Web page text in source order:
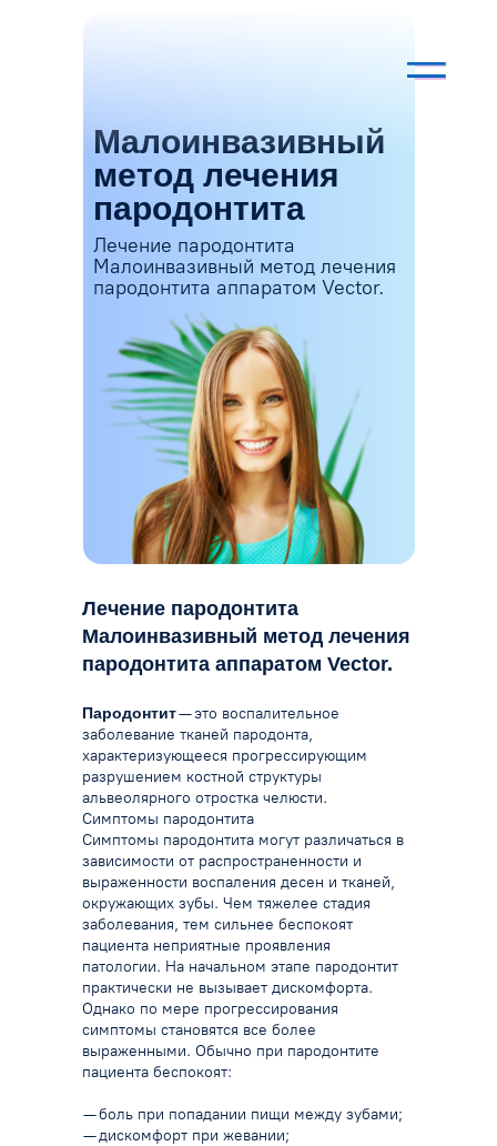
Лечение пародонтита
Малоинвазивный метод лечения
пародонтита аппаратом Vector.
Малоинвазивный
метод лечения
пародонтита
Пародонтит— это воспалительное
заболевание тканей пародонта,
характеризующееся прогрессирующим
разрушением костной структуры
альвеолярного отростка челюсти.
Симптомы пародонтита
Симптомы пародонтита могут различаться в
зависимости от распространенности и
выраженности воспаления десен и тканей,
окружающих зубы. Чем тяжелее стадия
заболевания, тем сильнее беспокоят
пациента неприятные проявления
патологии. На начальном этапе пародонтит
практически не вызывает дискомфорта.
Однако по мере прогрессирования
симптомы становятся все более
выраженными. Обычно при пародонтите
пациента беспокоят:
— боль при попадании пищи между зубами;
— дискомфорт при жевании;
Лечение пародонтита
Малоинвазивный метод лечения
пародонтита аппаратом Vector.